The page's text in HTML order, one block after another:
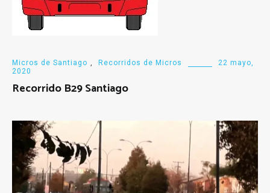
Micros de Santiago Recorridos de Micros
22 mayo,
2020
Recorrido B29 Santiago